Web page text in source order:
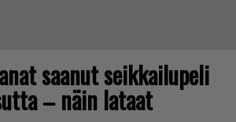
saanut seikkailupeli
– näin lataat